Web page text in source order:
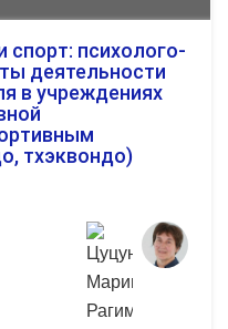
спорт: психолого-
деятельности
в учреждениях
тхэквондо)